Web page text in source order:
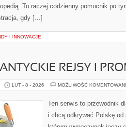
To raczej codzienny pomocnik po
gdy […]
I INNOWACJE
REJSY I
LUT - 8 - 2026 MOŻLIWOŚĆ
Ten serwis to przewodnik
i chcą odkrywać Polskę